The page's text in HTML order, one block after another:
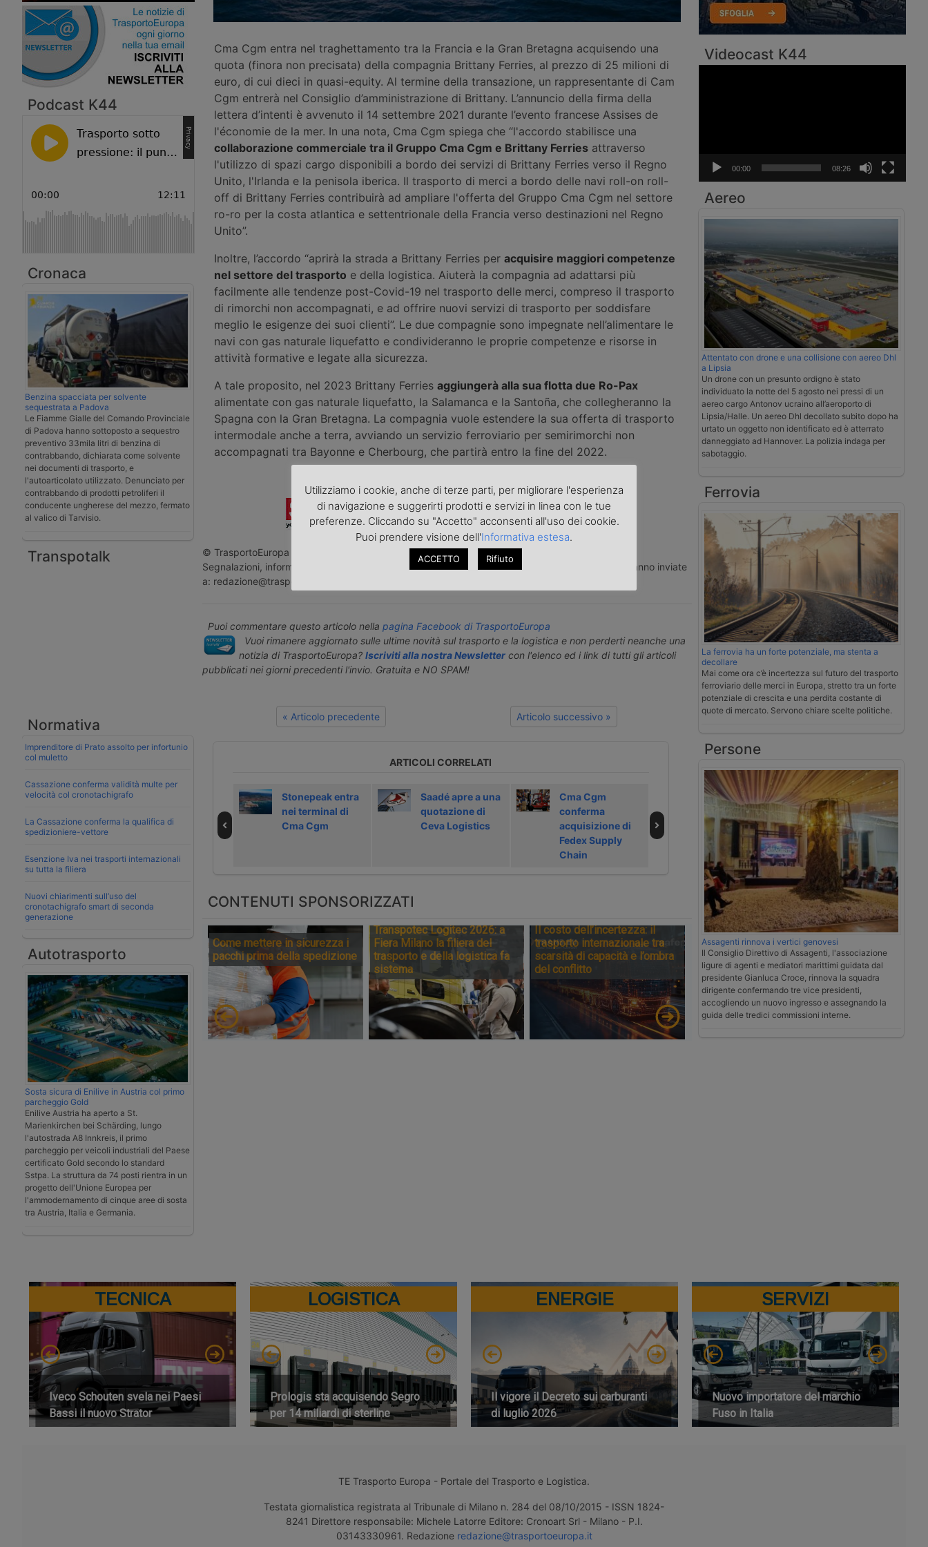
Podcast K44
Cronaca
Benzina spacciata per solvente
sequestrata a Padova
Le Fiamme Gialle del Comando Provinciale
di Padova hanno sottoposto a sequestro
preventivo 33mila litri di benzina di
contrabbando, dichiarata come solvente
nei documenti di trasporto, e
l'autoarticolato utilizzato. Denunciato per
contrabbando di prodotti petroliferi il
conducente ungherese del mezzo, fermato
al valico di Tarvisio.
Transpotalk
Normativa
Imprenditore di Prato assolto per infortunio
col muletto
Cassazione conferma validità multe per
velocità col cronotachigrafo
La Cassazione conferma la qualifica di
spedizioniere-vettore
Esenzione Iva nei trasporti internazionali
su tutta la filiera
Nuovi chiarimenti sull’uso del
cronotachigrafo smart di seconda
generazione
Autotrasporto
Sosta sicura di Enilive in Austria col primo
parcheggio Gold
Enilive Austria ha aperto a St.
Marienkirchen bei Schärding, lungo
l'autostrada A8 Innkreis, il primo
parcheggio per veicoli industriali del Paese
certificato Gold secondo lo standard
Sstpa. La struttura da 74 posti rientra in un
progetto dell'Unione Europea per
l'ammodernamento di cinque aree di sosta
tra Austria, Italia e Germania.
Cma Cgm entra nel traghettamento tra la Francia e la Gran Bretagna acquisendo una
quota (finora non precisata) della compagnia Brittany Ferries, al prezzo di 25 milioni di
euro, di cui dieci in quasi-equity. Al termine della transazione, un rappresentante di Cam
Cgm entrerà nel Consiglio d’amministrazione di Brittany. L’annuncio della firma della
lettera d’intenti è avvenuto il 14 settembre 2021 durante l’evento francese Assises de
l'économie de la mer. In una nota, Cma Cgm spiega che “l'accordo stabilisce una
collaborazione commerciale tra il Gruppo Cma Cgm e Brittany Ferries attraverso
l'utilizzo di spazi cargo disponibili a bordo dei servizi di Brittany Ferries verso il Regno
Unito, l'Irlanda e la penisola iberica. Il trasporto di merci a bordo delle navi roll-on roll-
off di Brittany Ferries contribuirà ad ampliare l'offerta del Gruppo Cma Cgm nel settore
ro-ro per la costa atlantica e settentrionale della Francia verso destinazioni nel Regno
Unito”.
Inoltre, l’accordo “aprirà la strada a Brittany Ferries per acquisire maggiori competenze
nel settore del trasporto e della logistica. Aiuterà la compagnia ad adattarsi più
facilmente alle tendenze post-Covid-19 nel trasporto delle merci, compreso il trasporto
di rimorchi non accompagnati, e ad offrire nuovi servizi di trasporto per soddisfare
meglio le esigenze dei suoi clienti”. Le due compagnie sono impegnate nell’alimentare le
navi con gas naturale liquefatto e condivideranno le proprie competenze e risorse in
attività formative e legate alla sicurezza.
A tale proposito, nel 2023 Brittany Ferries aggiungerà alla sua flotta due Ro-Pax
alimentate con gas naturale liquefatto, la Salamanca e la Santoña, che collegheranno la
Spagna con la Gran Bretagna. La compagnia vuole estendere la sua offerta di trasporto
intermodale anche a terra, avviando un servizio ferroviario per semirimorchi non
accompagnati tra Bayonne e Cherbourg, che partirà entro la fine del 2022.
© TrasportoEuropa - Riproduzione riservata - Foto di repertorio
Segnalazioni, informazioni, comunicati, nonché rettifiche o precisazioni sugli articoli pubblicati vanno inviate
a: redazione@trasportoeuropa.it
Puoi commentare questo articolo nella pagina Facebook di TrasportoEuropa
Vuoi rimanere aggiornato sulle ultime novità sul trasporto e la logistica e non perderti neanche una
notizia di TrasportoEuropa? Iscriviti alla nostra Newslettercon l'elenco ed i link di tutti gli articoli
pubblicati nei giorni precedenti l'invio. Gratuita e NO SPAM!
« Articolo precedente Articolo successivo »
ARTICOLI CORRELATI
Cma Cgm investe
Eurogate di
Amburgo
trasporto e dalla
logistica – 7
Stonepeak entra
nei terminal di
Cma Cgm
Saadé apre a una
quotazione di
Ceva Logistics
Cma Cgm
conferma
acquisizione di
Fedex Supply
Chain
Cma Cgm
vorrebbe
acquisire la
logistica di FedEx
CMA CGM cresce
nei terminal
africani in Kenya
CONTENUTI SPONSORIZZATI
Come mettere in sicurezza i
pacchi prima della spedizione
Transpotec Logitec 2026: a
Fiera Milano la filiera del
trasporto e della logistica fa
sistema
Il costo dell’incertezza: il
trasporto internazionale tra
scarsità di capacità e l’ombra
del conflitto
Videocast K44
00:00 08:26
Aereo
Attentato con drone e una collisione con aereo Dhl
a Lipsia
Un drone con un presunto ordigno è stato
individuato la notte del 5 agosto nei pressi di un
aereo cargo Antonov ucraino all’aeroporto di
Lipsia/Halle. Un aereo Dhl decollato subito dopo ha
urtato un oggetto non identificato ed è atterrato
danneggiato ad Hannover. La polizia indaga per
sabotaggio.
Ferrovia
La ferrovia ha un forte potenziale, ma stenta a
decollare
Mai come ora c’è incertezza sul futuro del trasporto
ferroviario delle merci in Europa, stretto tra un forte
potenziale di crescita e una perdita costante di
quote di mercato. Servono chiare scelte politiche.
Persone
Assagenti rinnova i vertici genovesi
Il Consiglio Direttivo di Assagenti, l'associazione
ligure di agenti e mediatori marittimi guidata dal
presidente Gianluca Croce, rinnova la squadra
dirigente confermando tre vice presidenti,
accogliendo un nuovo ingresso e assegnando la
guida delle tredici commissioni interne.
TECNICA
Iveco Schouten svela nei Paesi
Bassi il nuovo Strator
LOGISTICA
Prologis sta acquisendo Segro
per 14 miliardi di sterline
ENERGIE
Il vigore il Decreto sui carburanti
di luglio 2026
SERVIZI
Nuovo importatore del marchio
Fuso in Italia
TE Trasporto Europa - Portale del Trasporto e Logistica.
Testata giornalistica registrata al Tribunale di Milano n. 284 del 08/10/2015 - ISSN 1824-
8241 Direttore responsabile: Michele Latorre Editore: Cronoart Srl - Milano - P.I.
03143330961. Redazione redazione@trasportoeuropa.it
Utilizziamo i cookie, anche di terze parti, per migliorare l'esperienza
di navigazione e suggerirti prodotti e servizi in linea con le tue
preferenze. Cliccando su "Accetto" acconsenti all'uso dei cookie.
Puoi prendere visione dell'Informativa estesa.
ACCETTO Rifiuto